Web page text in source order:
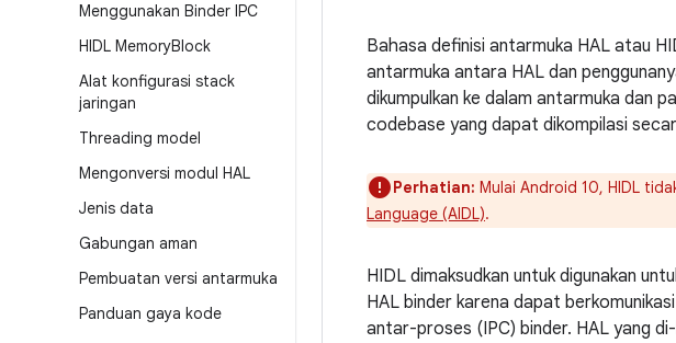
Menggunakan Binder IPC
HIDL MemoryBlock
Alat konfigurasi stack
jaringan
Threading model
Mengonversi modul HAL
Jenis data
Gabungan aman
Pembuatan versi antarmuka
Panduan gaya kode
Bahasa definisi antarmuka HAL atau
antarmuka antara HAL dan
dikumpulkan ke dalam antarmuka dan
codebase yang dapat dikompilasi
Perhatian: Mulai Android 10, HIDL
Language (AIDL).
HIDL dimaksudkan untuk digunakan
HAL binder karena dapat
antar-proses (IPC) binder. HAL yang